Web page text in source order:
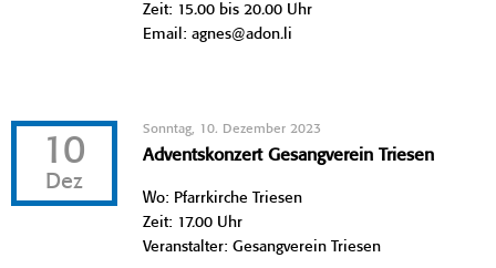
Zeit: 15.00 bis 20.00 Uhr
Email: agnes@adon.li
10
Dez
Sonntag, 10. Dezember 2023
Adventskonzert Gesangverein Triesen
Wo: Pfarrkirche Triesen
Zeit: 17.00 Uhr
Veranstalter: Gesangverein Triesen